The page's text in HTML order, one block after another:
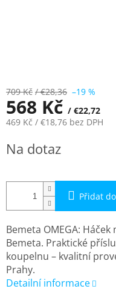
709 Kč / €28,36 –19 %
568 Kč / €22,72
469 Kč / €18,76 bez DPH
cena:
Na dotaz
Přidat
Bemeta OMEGA:
Bemeta. Praktické
koupelnu – kvalitní
Prahy.
Detailní informace